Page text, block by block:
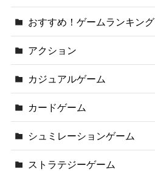
おすすめ！ゲームランキング
アクション
カジュアルゲーム
カードゲーム
シュミレーションゲーム
ストラテジーゲーム